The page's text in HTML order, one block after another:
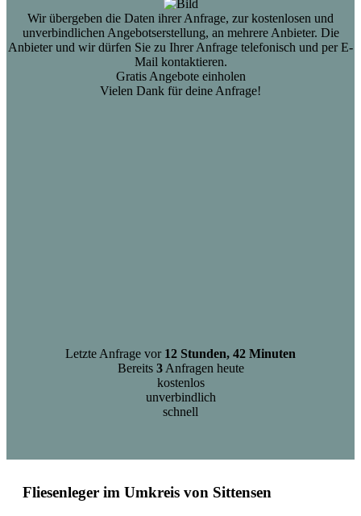
Wir übergeben die Daten ihrer Anfrage, zur kostenlosen und
unverbindlichen Angebotserstellung, an mehrere Anbieter. Die
Anbieter und wir dürfen Sie zu Ihrer Anfrage telefonisch und per E-
Mail kontaktieren.
Gratis Angebote einholen
Vielen Dank für deine Anfrage!
Letzte Anfrage vor 12 Stunden, 42 Minuten
Bereits 3Anfragen heute
kostenlos
unverbindlich
schnell
Fliesenleger im Umkreis von Sittensen